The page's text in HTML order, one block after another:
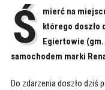
Ś
mierć na
którego
Egiertowie
samochodem marki
Do zdarzenia doszło dziś